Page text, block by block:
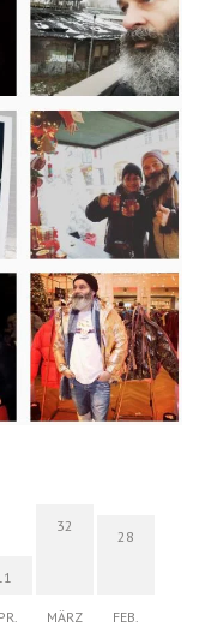
32
MÄRZ
28
FEB.